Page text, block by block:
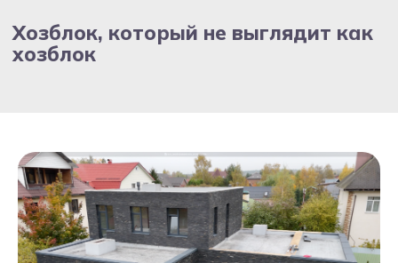
Инженерные системы в частном
доме: что учитывать в проекте